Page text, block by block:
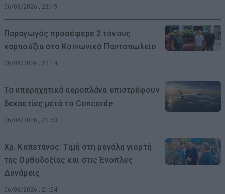
06/08/2026 , 23:19
Παραγωγός προσέφερε 2 τόνους
καρπούζια στο Κοινωνικό Παντοπωλείο
06/08/2026 , 23:14
Τα υπερηχητικά αεροπλάνα επιστρέφουν
δεκαετίες μετά το Concorde
06/08/2026 , 22:53
Χρ. Καπετάνος: Τιμή στη μεγάλη γιορτή
της Ορθοδοξίας και στις Ένοπλες
Δυνάμεις
06/08/2026 , 21:54